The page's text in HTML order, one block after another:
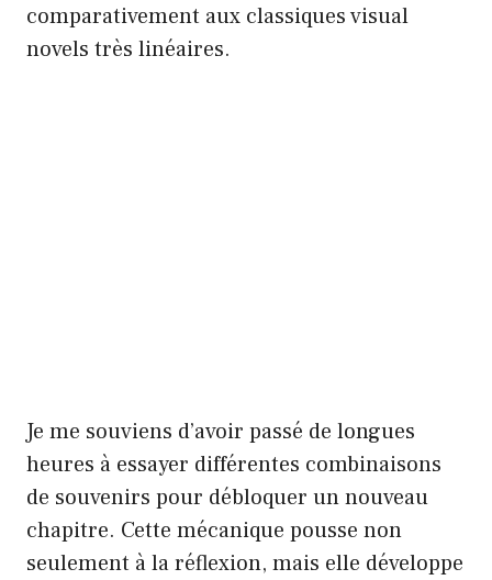
comparativement aux classiques visual
novels très linéaires.
Je me souviens d’avoir passé de longues
heures à essayer différentes combinaisons
de souvenirs pour débloquer un nouveau
chapitre. Cette mécanique pousse non
seulement à la réflexion, mais elle développe